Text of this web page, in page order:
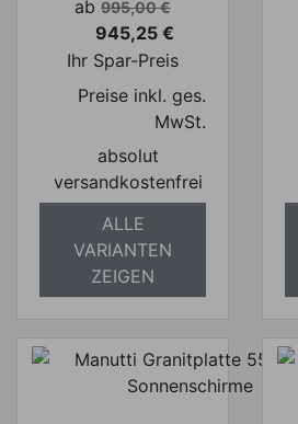
Verkaufspreis
ab 995,00 €
Preis
945,25 €
Ihr Spar-Preis
Preise inkl. ges.
MwSt.
absolut
versandkostenfrei
ALLE
VARIANTEN
ZEIGEN